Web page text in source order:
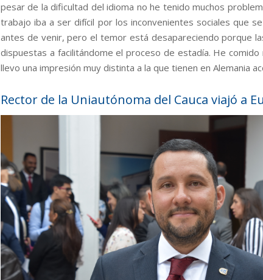
pesar de la dificultad del idioma no he tenido muchos
trabajo iba a ser difícil por los inconvenientes sociales que
antes de venir, pero el temor está desapareciendo porque
dispuestas a facilitándome el proceso de estadía. He
llevo una impresión muy distinta a la que tienen en Alemania
Rector de la Uniautónoma del Cauca viajó a